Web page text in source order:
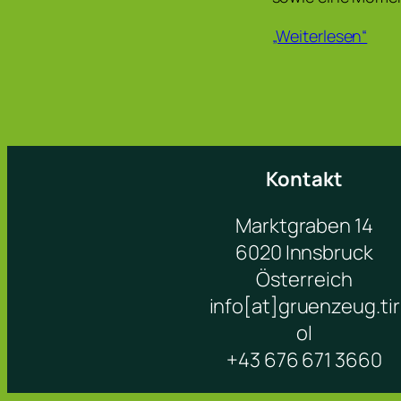
„Weiterlesen“
Kontakt
Marktgraben 14
6020 Innsbruck
Österreich
info[at]gruenzeug.tir
ol
+43 676 671 3660